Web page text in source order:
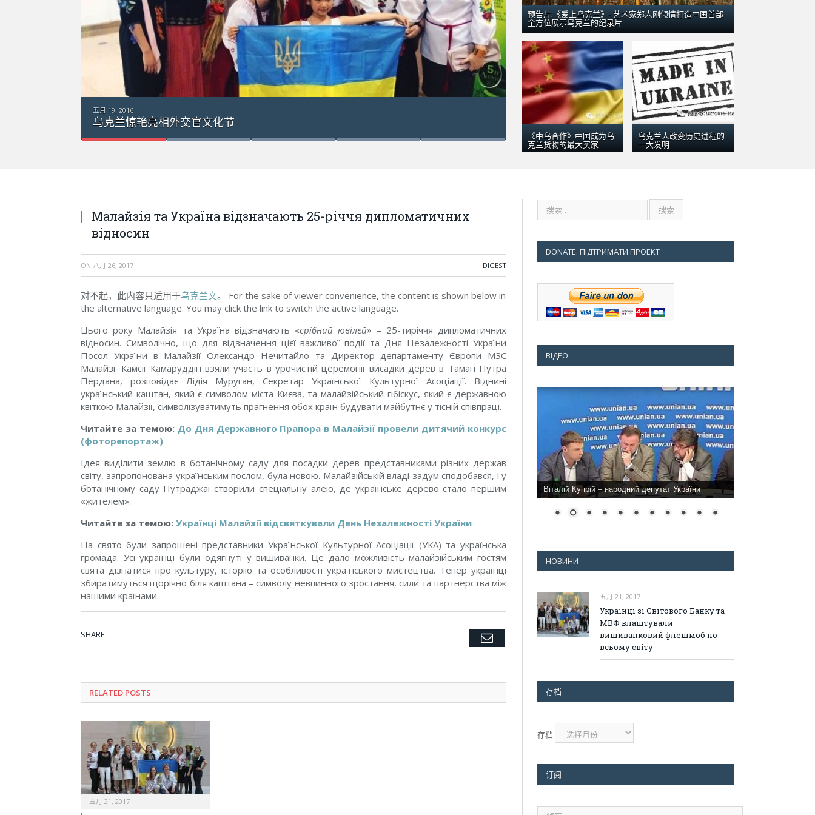
五月 19, 2016
乌克兰惊艳亮相外交官文化节
五月 18, 2016
乌克兰“梦幻”运输机在澳大利亚：引数千群众围观
预告片:《爱上乌克兰》- 艺术家郑人刚倾情打造中国首部
全方位展示乌克兰的纪录片
《中乌合作》中国成为乌
克兰货物的最大买家
乌克兰人改变历史进程的
十大发明
Малайзія та Україна відзначають 25-річчя дипломатичних
відносин
ON 八月 26, 2017 DIGEST
对不起，此内容只适用于乌克兰文。 For the sake of viewer convenience, the content is shown below in
the alternative language. You may click the link to switch the active language.
Цього року Малайзія та Україна відзначають «срібний ювілей» – 25-тиріччя дипломатичних
відносин. Символічно, що для відзначення цієї важливої події та Дня Незалежності України
Посол України в Малайзії Олександр Нечитайло та Директор департаменту Європи МЗС
Малайзії Камсії Камаруддін взяли участь в урочистій церемонії висадки дерев в Таман Путра
Пердана, розповідає Лідія Муруган, Секретар Української Культурної Асоціації. Віднині
український каштан, який є символом міста Києва, та малайзійський гібіскус, який є державною
квіткою Малайзії, символізуватимуть прагнення обох країн будувати майбутнє у тісній співпраці.
Читайте за темою: До Дня Державного Прапора в Малайзії провели дитячий конкурс
(фоторепортаж)
Ідея виділити землю в ботанічному саду для посадки дерев представниками різних держав
світу, запропонована українським послом, була новою. Малайзійській владі задум сподобався, і у
ботанічному саду Путраджаі створили спеціальну алею, де українське дерево стало першим
«жителем».
Читайте за темою: Українці Малайзії відсвяткували День Незалежності України
На свято були запрошені представники Української Культурної Асоціації (УКА) та українська
громада. Усі українці були одягнуті у вишиванки. Це дало можливість малайзійським гостям
свята дізнатися про культуру, історію та особливості українського мистецтва. Тепер українці
збиратимуться щорічно біля каштана – символу невпинного зростання, сили та партнерства між
нашими країнами.
SHARE. Twitter
Facebook
Google+
Pinterest
LinkedIn
TumblrEmail
RELATED POSTS
五月 21, 2017
DONATE. ПІДТРИМАТИ ПРОЕКТ
ВІДЕО
Віталій Купрій – народний депутат України
НОВИНИ
五月 21, 2017
Українці зі Світового Банку та
МВФ влаштували
вишиванковий флешмоб по
всьому світу
存档
存档
订阅